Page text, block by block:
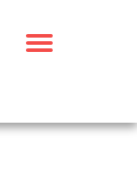
Toggle